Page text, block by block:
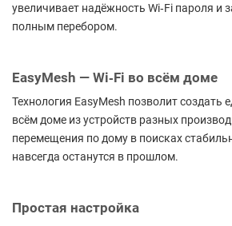
увеличивает надёжность Wi‑Fi пароля и
полным перебором.
EasyMesh — Wi‑Fi во всём доме
Технология EasyMesh позволит создать
всём доме из устройств разных
перемещения по дому в поисках
навсегда останутся в прошлом.
Простая настройка